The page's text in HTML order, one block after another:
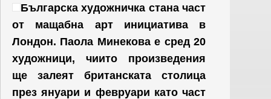
Българска художничка стана част
от мащабна арт инициатива в
Лондон. Паола Минекова е сред 20
художници, чиито произведения
ще залеят британската столица
през януари и февруари като част